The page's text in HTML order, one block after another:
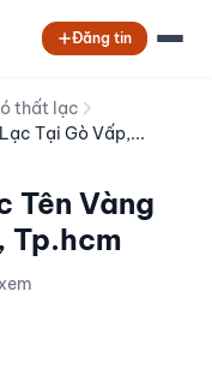
Đăng tin
thất lạc
Tại Gò Vấp,...
Tên Vàng
Tp.hcm